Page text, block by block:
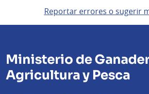
Reportar errores o sugerir
Ministerio de
Agricultura y Pesca